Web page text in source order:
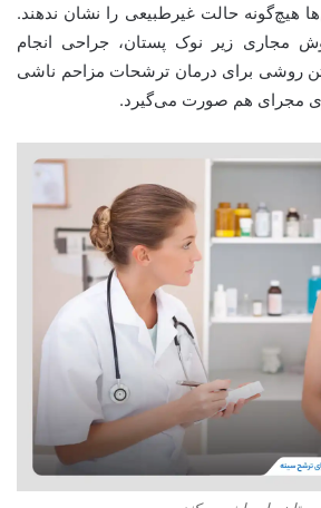
هیچ‌گونه حالت غیرطبیعی را نشان ندهند.
مجاری زیر نوک پستان، جراحی انجام
روشی برای درمان ترشحات مزاحم ناشی
مجرای هم صورت می‌گیرد.